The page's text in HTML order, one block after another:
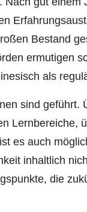
Bestand
ermutigen
als
sind geführt.
Lernbereiche,
es auch
inhaltlich
die